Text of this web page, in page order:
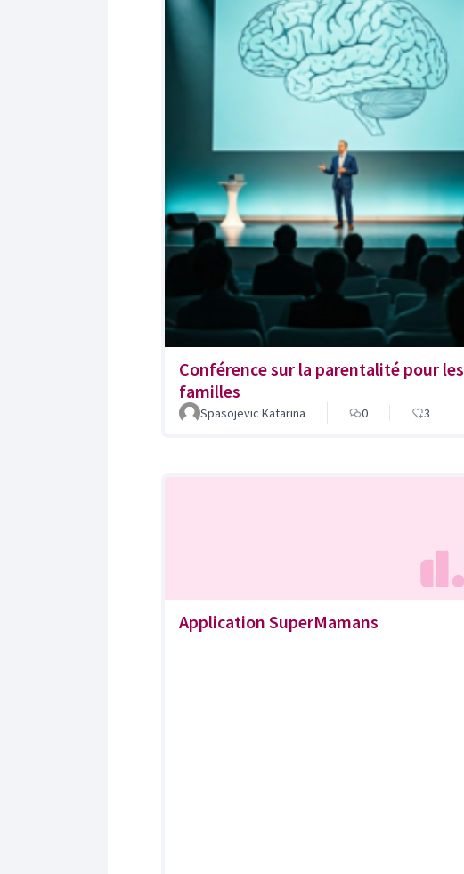
Conférence sur la parentalité pour les
familles
Spasojevic Katarina 0 3
Application SuperMamans